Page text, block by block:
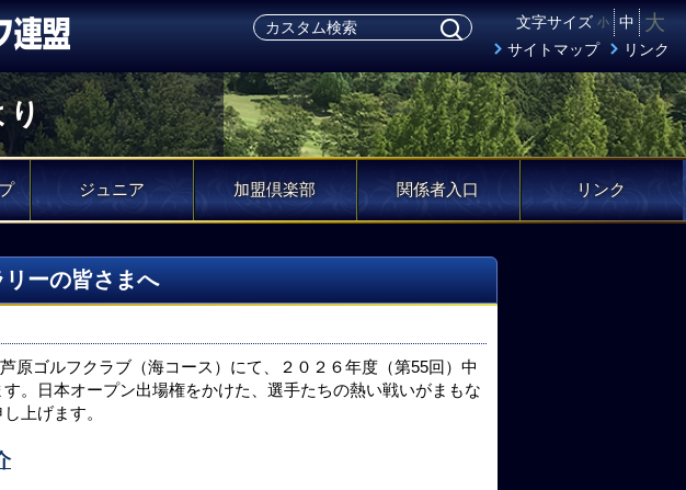
文字サイズ 小 中 大
サイトマップ リンク
り
ジュニア 加盟倶楽部 関係者入口 リンク
ーの皆さまへ
原ゴルフクラブ（海コース）にて、２０２６年度（第55回）中
。日本オープン出場権をかけた、選手たちの熱い戦いがまもな
上げます。